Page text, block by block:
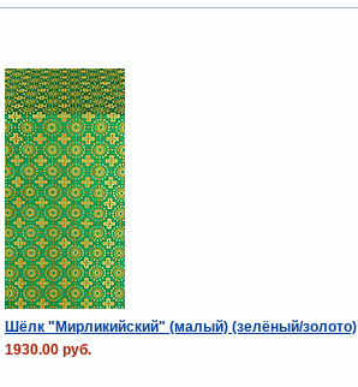
Шёлк "Мирликийский" (малый) (зелёный/золото)
1930.00 руб.